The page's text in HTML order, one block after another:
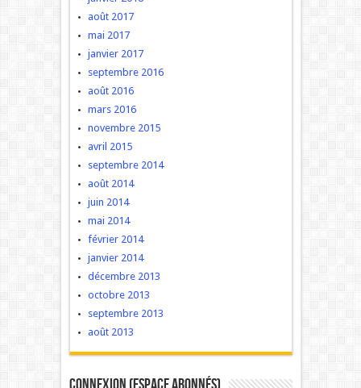
août 2017
mai 2017
janvier 2017
septembre 2016
août 2016
mars 2016
novembre 2015
avril 2015
septembre 2014
août 2014
juin 2014
mai 2014
février 2014
janvier 2014
décembre 2013
octobre 2013
septembre 2013
août 2013